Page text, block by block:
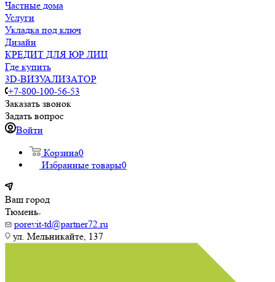
Частные дома
Услуги
Укладка под ключ
Дизайн
КРЕДИТ ДЛЯ ЮР ЛИЦ
Где купить
3D-ВИЗУАЛИЗАТОР
+7-800-100-56-53
Заказать звонок
Задать вопрос
Войти
Корзина0
Избранные товары0
Ваш город
Тюмень
porevit-td@partner72.ru
ул. Мельникайте, 137